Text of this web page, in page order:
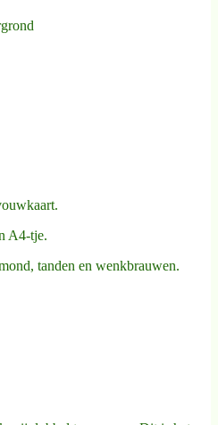
A4-tje.
tanden en wenkbrauwen.